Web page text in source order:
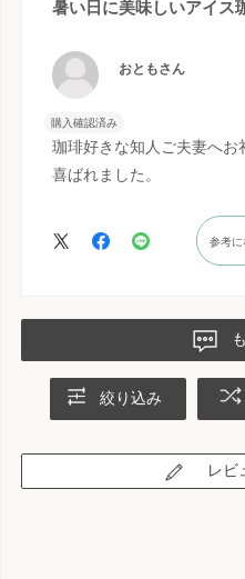
暑い日に美味しいアイス
おともさん
購入確認済み
珈琲好きな知人ご夫妻へ
喜ばれました。
参考に
絞り込み
レビ